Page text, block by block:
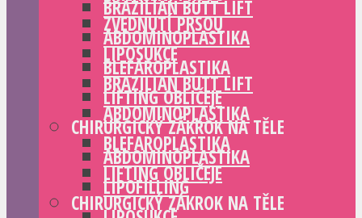
BRAZILIAN BUTT LIFT
ABDOMINOPLASTIKA
BLEFAROPLASTIKA
LIFTING OBLIČEJE
CHIRURGICKÝ ZÁKROK NA TĚLE
ABDOMINOPLASTIKA
LIPOFILLING
ZVEDNUTÍ PRSOU
LIPOSUKCE
BRAZILIAN BUTT LIFT
ABDOMINOPLASTIKA
BLEFAROPLASTIKA
LIFTING OBLIČEJE
CHIRURGICKÝ ZÁKROK NA TĚLE